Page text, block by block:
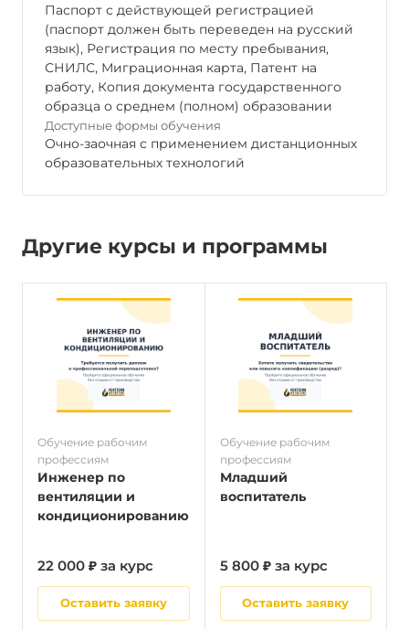
Паспорт с действующей регистрацией
(паспорт должен быть переведен на русский
язык), Регистрация по месту пребывания,
СНИЛС, Миграционная карта, Патент на
работу, Копия документа государственного
образца о среднем (полном) образовании
Доступные формы обучения
Очно-заочная с применением дистанционных
образовательных технологий
Другие курсы и программы
Обучение рабочим
профессиям
Инженер по
вентиляции и
кондиционированию
22 000 ₽ за курс
Оставить заявку
Обучение рабочим
профессиям
Младший
воспитатель
5 800 ₽ за курс
Оставить заявку